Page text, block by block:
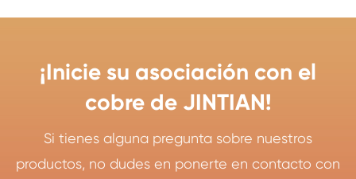
¡Inicie su asociación con el
cobre de JINTIAN!
Si tienes alguna pregunta sobre nuestros
productos, no dudes en ponerte en contacto con